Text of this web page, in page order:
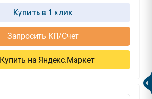
Купить в 1 клик
Запросить КП/Счет
Купить на Яндекс.Маркет